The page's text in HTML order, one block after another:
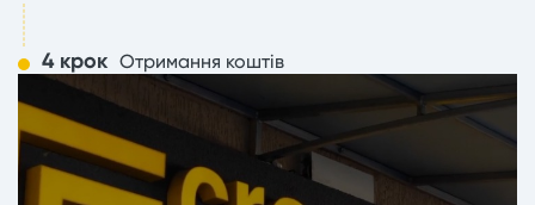
4 крок Отримання коштів